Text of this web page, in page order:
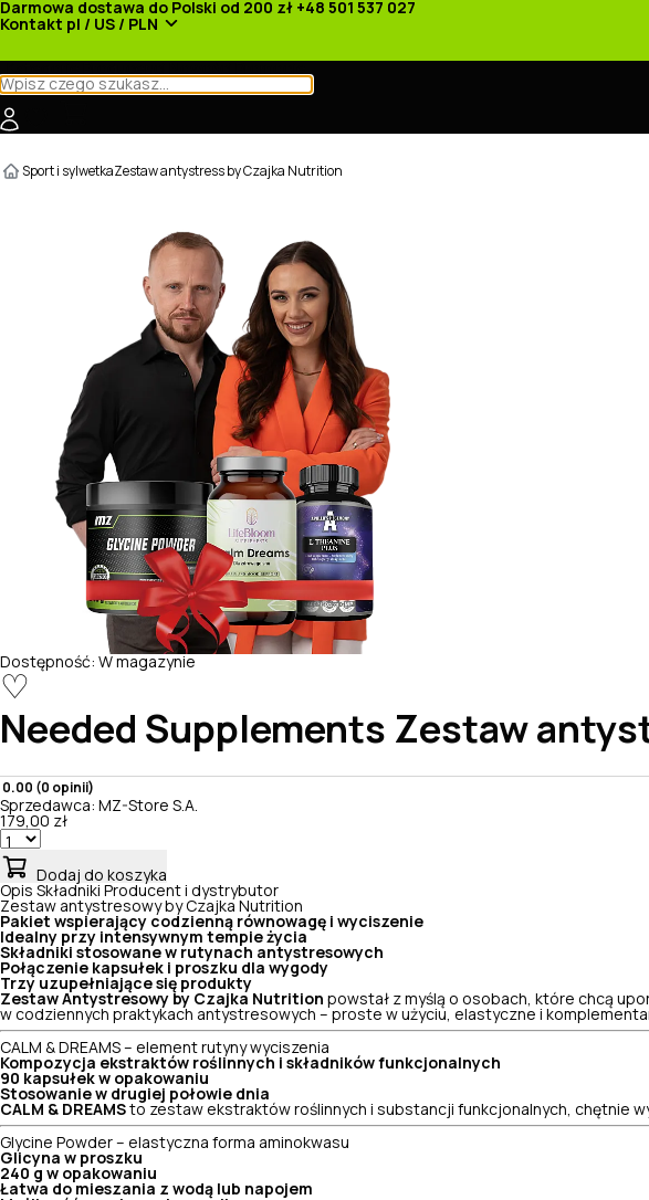
Darmowa dostawa do Polski od 200 zł +48 501 537 027
Kontakt pl / US / PLN
Sport i sylwetkaZestaw antystress by Czajka Nutrition
Dostępność: W magazynie
♡
Needed Supplements Zestaw
0.00 (0 opinii)
Sprzedawca: MZ-Store S.A.
179,00 zł
Dodaj do koszyka
Opis Składniki Producent i dystrybutor
Zestaw antystresowy by Czajka Nutrition
Pakiet wspierający codzienną równowagę i wyciszenie
Idealny przy intensywnym tempie życia
Składniki stosowane w rutynach antystresowych
Połączenie kapsułek i proszku dla wygody
Trzy uzupełniające się produkty
Zestaw Antystresowy by Czajka Nutrition powstał z myślą o osobach, które chcą
w codziennych praktykach antystresowych – proste w użyciu, elastyczne i
CALM & DREAMS – element rutyny wyciszenia
Kompozycja ekstraktów roślinnych i składników funkcjonalnych
90 kapsułek w opakowaniu
Stosowanie w drugiej połowie dnia
CALM & DREAMS to zestaw ekstraktów roślinnych i substancji funkcjonalnych, chętnie
Glycine Powder – elastyczna forma aminokwasu
Glicyna w proszku
240 g w opakowaniu
Łatwa do mieszania z wodą lub napojem